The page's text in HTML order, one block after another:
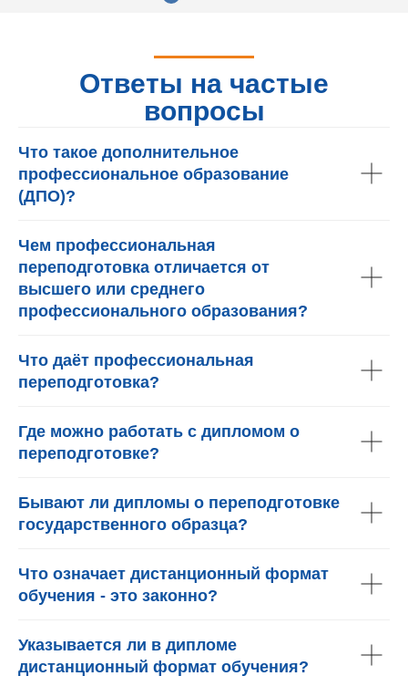
Ответы на частые
вопросы
Что такое дополнительное
профессиональное образование
(ДПО)?
Чем профессиональная
переподготовка отличается от
высшего или среднего
профессионального образования?
Что даёт профессиональная
переподготовка?
Где можно работать с дипломом о
переподготовке?
Бывают ли дипломы о переподготовке
государственного образца?
Что означает дистанционный формат
обучения - это законно?
Указывается ли в дипломе
дистанционный формат обучения?